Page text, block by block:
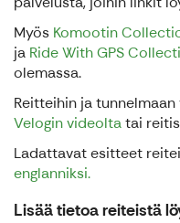
Myös Komootin
ja Ride With GPS
olemassa.
Reitteihin ja
Velogin videoltatai
Ladattavat esitteet
englanniksi.
Lisää tietoa reiteistä